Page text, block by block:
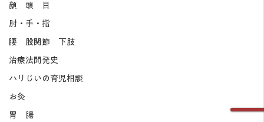
顔 頭 目
肘・手・指
腰 股関節 下肢
治療法開発史
ハリじいの育児相談
お灸
胃 腸